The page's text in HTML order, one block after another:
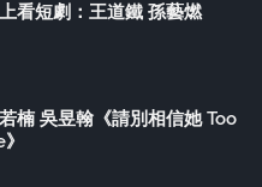
看短劇：王道鐵 孫藝燃
楠 吳昱翰《請別相信她 Too